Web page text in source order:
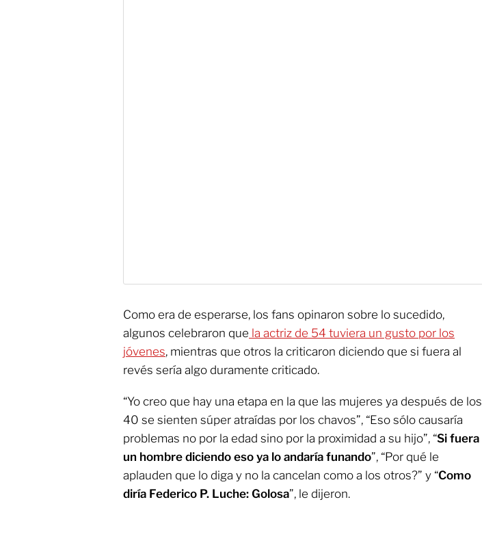
Como era de esperarse, los fans opinaron sobre lo sucedido,
algunos celebraron que la actriz de 54 tuviera un gusto por los
jóvenes, mientras que otros la criticaron diciendo que si fuera al
revés sería algo duramente criticado.
“Yo creo que hay una etapa en la que las mujeres ya después de los
40 se sienten súper atraídas por los chavos”, “Eso sólo causaría
problemas no por la edad sino por la proximidad a su hijo”, “Si fuera
un hombre diciendo eso ya lo andaría funando”, “Por qué le
aplauden que lo diga y no la cancelan como a los otros?” y “Como
diría Federico P. Luche: Golosa”, le dijeron.